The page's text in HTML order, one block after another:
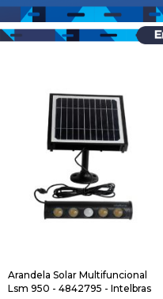
Arandela Solar Multifuncional
Lsm 950 - 4842795 - Intelbras